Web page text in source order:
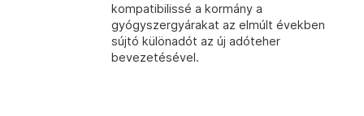
kompatibilissé a kormány a
gyógyszergyárakat az elmúlt években
sújtó különadót az új adóteher
bevezetésével.